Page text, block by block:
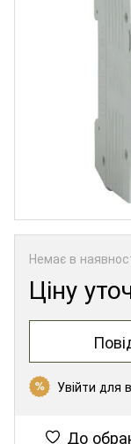
Немає в
Ціну
% Увійти для
До